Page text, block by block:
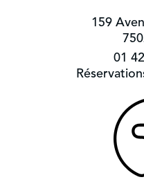
159
01